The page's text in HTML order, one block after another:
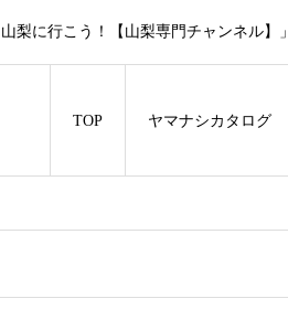
梨に行こう！【山梨専門チャンネル】」
TOP ヤマナシカタログ